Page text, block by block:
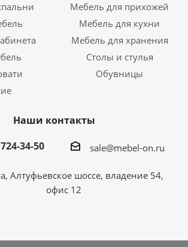
Мебель для прихожей
Мебель для кухни
Мебель для хранения
Столы и стулья
Обувницы
Наши контакты
34-50
sale@mebel-on.ru
Алтуфьевское шоссе, владение 54,
офис 12